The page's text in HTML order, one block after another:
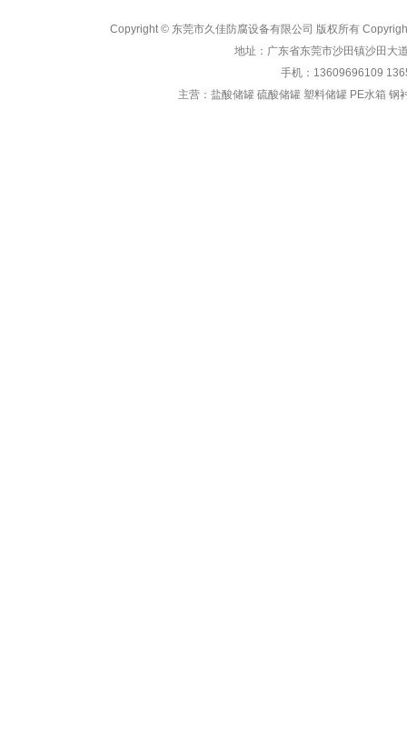
Copyright © 东莞市久佳防腐设备有限公司 版权所有
地址：广东省东莞市沙田镇沙田大
手机：13609696109
主营：盐酸储罐 硫酸储罐 塑料储罐 PE水箱 钢